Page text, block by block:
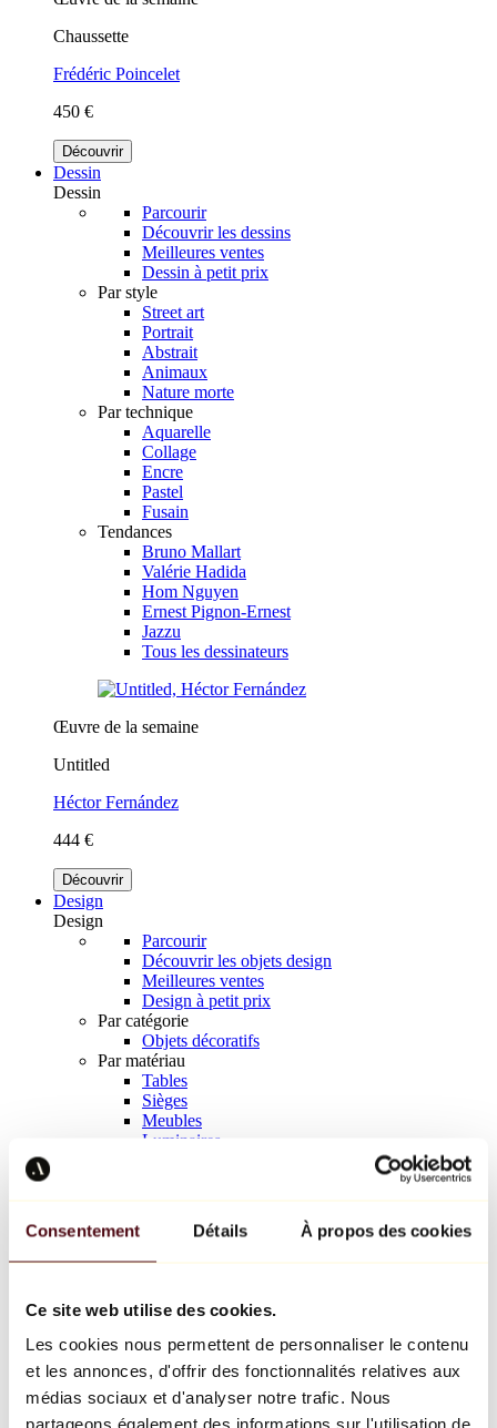
Consentement Détails À propos des cookies
Ce site web utilise des cookies.
Les cookies nous permettent de personnaliser le contenu
et les annonces, d'offrir des fonctionnalités relatives aux
médias sociaux et d'analyser notre trafic. Nous
partageons également des informations sur l'utilisation de
Chaussette
Frédéric Poincelet
450 €
Découvrir
Dessin
Dessin
Parcourir
Découvrir les dessins
Meilleures ventes
Dessin à petit prix
Par style
Street art
Portrait
Abstrait
Animaux
Nature morte
Par technique
Aquarelle
Collage
Encre
Pastel
Fusain
Tendances
Bruno Mallart
Valérie Hadida
Hom Nguyen
Ernest Pignon-Ernest
Jazzu
Tous les dessinateurs
Œuvre de la semaine
Untitled
Héctor Fernández
444 €
Découvrir
Design
Design
Parcourir
Découvrir les objets design
Meilleures ventes
Design à petit prix
Par catégorie
Objets décoratifs
Par matériau
Tables
Sièges
Meubles
Luminaires
Richard Orlinski
Keith Haring
Jeff Koons
Jean-Michel Basquiat
Tous les designers
Œuvre de la semaine